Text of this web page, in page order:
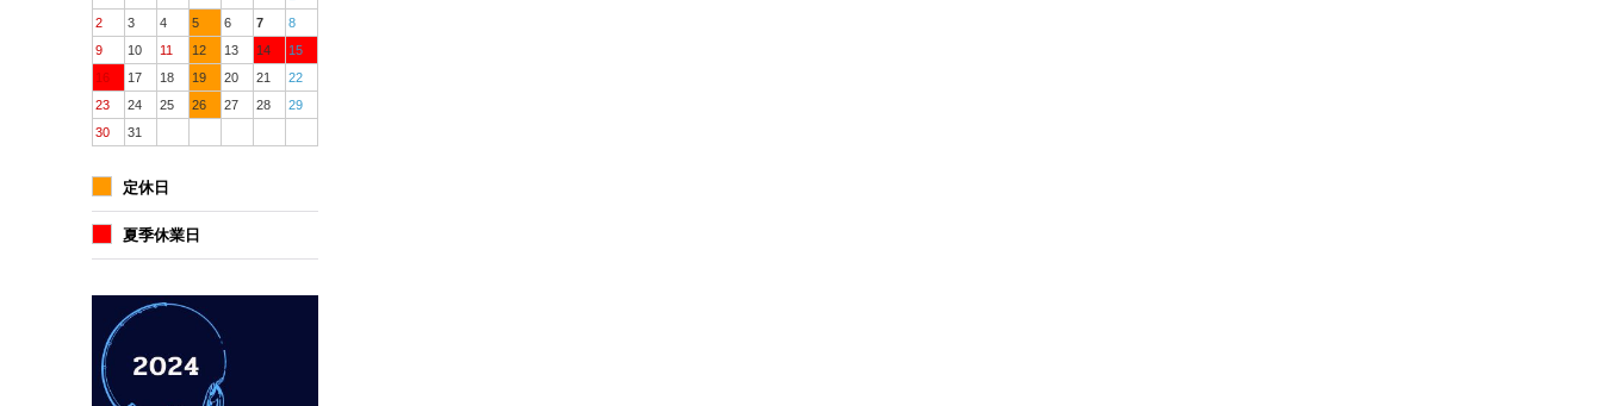
2
3 4 5 6 7
8
9
10 11 12 13 14
15
16
17 18 19 20 21
22
23
24 25 26 27 28
29
30
31
定休日
夏季休業日